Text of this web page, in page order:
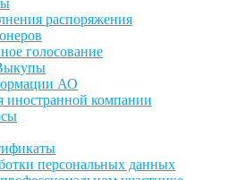
распоряжения
голосование
АО
иностранной компании
персональных данных